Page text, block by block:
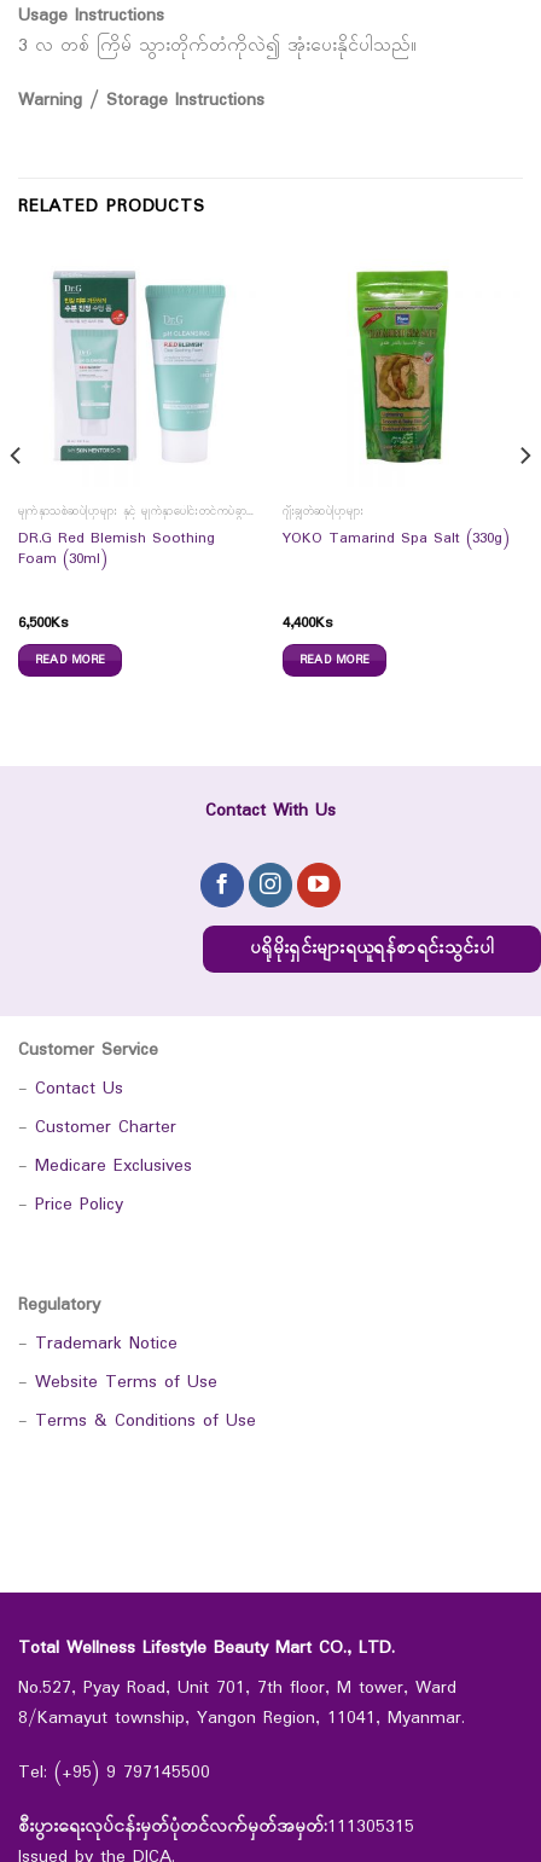
Usage Instructions
3 လ တစ် ကြိမ် သွားတိုက်တံကိုလဲ၍ အုံးပေးနိုင်ပါသည်။
Warning / Storage Instructions
RELATED PRODUCTS
မျက်နှာသစ်ဆပ်ပြာများ နှင့် မျက်နှာပေါင်းတင်ကပ်ခွာများ
DR.G Red Blemish Soothing
Foam (30ml)
6,500Ks
READ MORE
ဂျီးချွတ်ဆပ်ပြာများ
YOKO Tamarind Spa Salt (330g)
4,400Ks
READ MORE
Contact With Us
ပရိုမိုးရှင်းများရယူရန်စာရင်းသွင်းပါ
Customer Service
- Contact Us
- Customer Charter
- Medicare Exclusives
- Price Policy
Regulatory
- Trademark Notice
- Website Terms of Use
- Terms & Conditions of Use
Total Wellness Lifestyle Beauty Mart CO., LTD.
No.527, Pyay Road, Unit 701, 7th floor, M tower, Ward
8/Kamayut township, Yangon Region, 11041, Myanmar.
Tel: (+95) 9 797145500
စီးပွားရေးလုပ်ငန်းမှတ်ပုံတင်လက်မှတ်အမှတ်:111305315